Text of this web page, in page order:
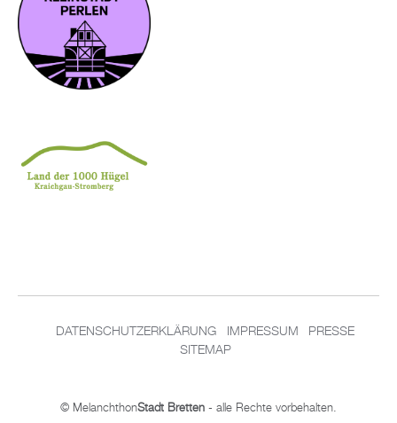
DATENSCHUTZERKLÄRUNG IMPRESSUM
PRESSE
SITEMAP
© MelanchthonStadt Bretten - alle Rechte vorbehalten.